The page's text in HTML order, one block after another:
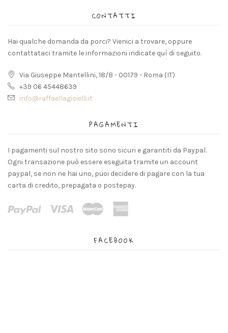
CONTATTI
Hai qualche domanda da porci? Vienici a trovare, oppure
contattataci tramite le informazioni indicate quì di seguito.
Via Giuseppe Mantellini, 18/B - 00179 - Roma (IT)
+39 06 45448639
info@raffaellagioielli.it
PAGAMENTI
I pagamenti sul nostro sito sono sicuri e garantiti da Paypal.
Ogni transazione può essere eseguita tramite un account
paypal, se non ne hai uno, puoi decidere di pagare con la tua
carta di credito, prepagata o postepay.
FACEBOOK